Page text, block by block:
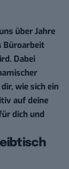
über Jahre
Büroarbeit
Dabei
wie sich ein
auf deine
dich und